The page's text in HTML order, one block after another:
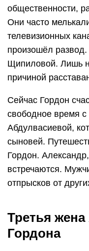
общественности,
Они часто
телевизионных
произошёл
Щипиловой. Лишь
причиной
Сейчас Гордон
свободное время с
Абдулвасиевой,
сыновей.
Гордон.
встречаются.
отпрысков от
Третья
Гордона